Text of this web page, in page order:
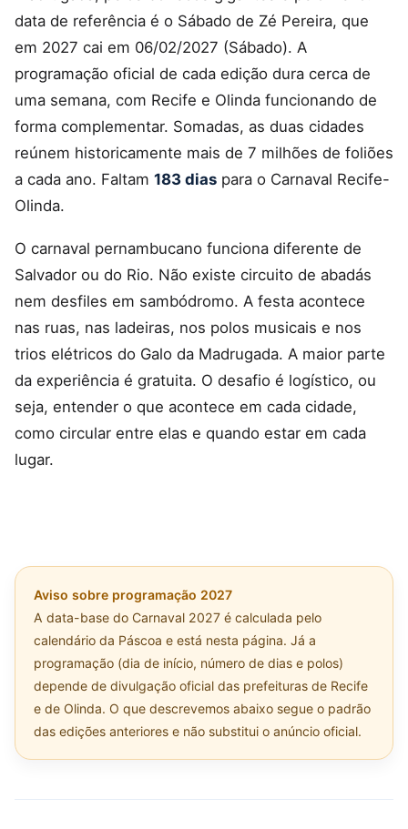
data de referência é o Sábado de Zé Pereira, que
em 2027 cai em 06/02/2027 (Sábado). A
programação oficial de cada edição dura cerca de
uma semana, com Recife e Olinda funcionando de
forma complementar. Somadas, as duas cidades
reúnem historicamente mais de 7 milhões de foliões
a cada ano. Faltam 183 dias para o Carnaval Recife-
Olinda.
O carnaval pernambucano funciona diferente de
Salvador ou do Rio. Não existe circuito de abadás
nem desfiles em sambódromo. A festa acontece
nas ruas, nas ladeiras, nos polos musicais e nos
trios elétricos do Galo da Madrugada. A maior parte
da experiência é gratuita. O desafio é logístico, ou
seja, entender o que acontece em cada cidade,
como circular entre elas e quando estar em cada
lugar.
Aviso sobre programação 2027
A data-base do Carnaval 2027 é calculada pelo
calendário da Páscoa e está nesta página. Já a
programação (dia de início, número de dias e polos)
depende de divulgação oficial das prefeituras de Recife
e de Olinda. O que descrevemos abaixo segue o padrão
das edições anteriores e não substitui o anúncio oficial.